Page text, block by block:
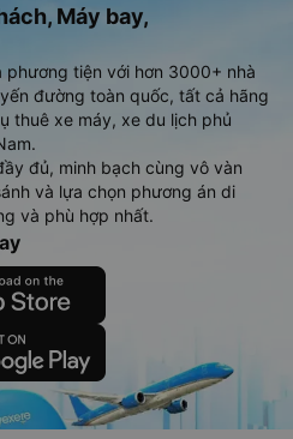
Máy bay,
tiện với hơn 3000+ nhà
đường toàn quốc, tất cả hãng
thuê xe máy, xe du lịch phủ
đủ, minh bạch cùng vô vàn
và lựa chọn phương án di
và phù hợp nhất.